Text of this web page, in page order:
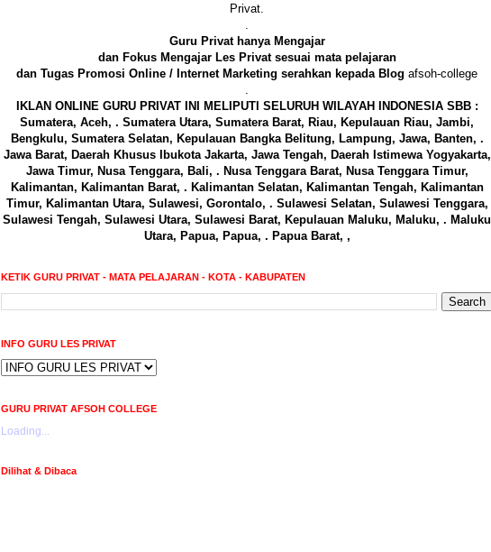
Privat.
Guru Privat hanya Mengajar
dan Fokus Mengajar Les Privat sesuai mata pelajaran
dan Tugas Promosi Online / Internet Marketing serahkan kepada Blog afsoh-college
IKLAN ONLINE GURU PRIVAT INI MELIPUTI SELURUH WILAYAH INDONESIA SBB :
Sumatera, Aceh, . Sumatera Utara, Sumatera Barat, Riau, Kepulauan Riau, Jambi,
Bengkulu, Sumatera Selatan, Kepulauan Bangka Belitung, Lampung, Jawa, Banten, .
Jawa Barat, Daerah Khusus Ibukota Jakarta, Jawa Tengah, Daerah Istimewa Yogyakarta,
Jawa Timur, Nusa Tenggara, Bali, . Nusa Tenggara Barat, Nusa Tenggara Timur,
Kalimantan, Kalimantan Barat, . Kalimantan Selatan, Kalimantan Tengah, Kalimantan
Timur, Kalimantan Utara, Sulawesi, Gorontalo, . Sulawesi Selatan, Sulawesi Tenggara,
Sulawesi Tengah, Sulawesi Utara, Sulawesi Barat, Kepulauan Maluku, Maluku, . Maluku
Utara, Papua, Papua, . Papua Barat, ,
KETIK GURU PRIVAT - MATA PELAJARAN - KOTA - KABUPATEN
INFO GURU LES PRIVAT
GURU PRIVAT AFSOH COLLEGE
Loading...
Dilihat & Dibaca